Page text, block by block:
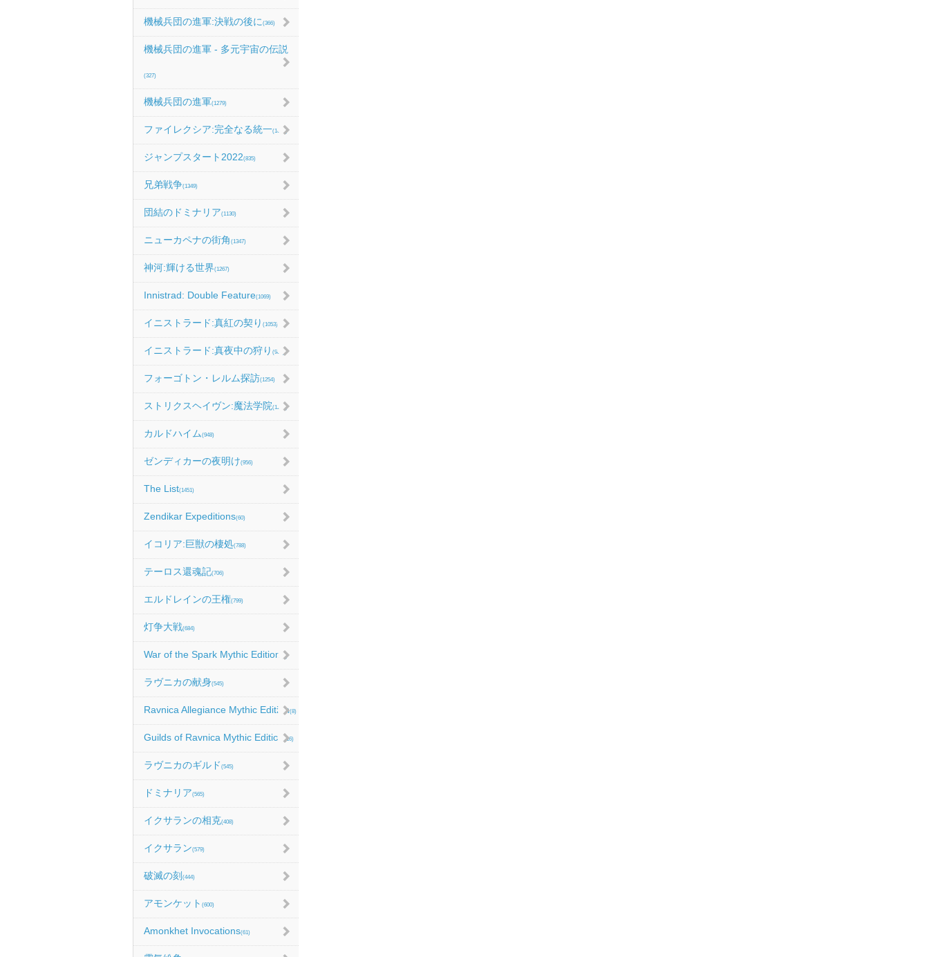
機械兵団の進軍:決戦の後に (366)
機械兵団の進軍 - 多元宇宙の伝説
(327)
機械兵団の進軍(1279)
ファイレクシア:完全なる統一(1067)
ジャンプスタート2022(835)
兄弟戦争(1349)
団結のドミナリア(1130)
ニューカペナの街角 (1347)
神河:輝ける世界(1267)
Innistrad: Double Feature(1069)
イニストラード:真紅の契り (1053)
イニストラード:真夜中の狩り (986)
フォーゴトン・レルム探訪(1254)
ストリクスヘイヴン:魔法学院(1214)
カルドハイム (948)
ゼンディカーの夜明け(956)
The List(1451)
Zendikar Expeditions(60)
イコリア:巨獣の棲処(788)
テーロス還魂記(706)
エルドレインの王権(799)
灯争大戦(684)
War of the Spark Mythic Edition (9)
ラヴニカの献身(545)
Ravnica Allegiance Mythic Edition(8)
Guilds of Ravnica Mythic Edition(16)
ラヴニカのギルド (545)
ドミナリア(565)
イクサランの相克(408)
イクサラン(579)
破滅の刻 (444)
アモンケット (600)
Amonkhet Invocations(61)